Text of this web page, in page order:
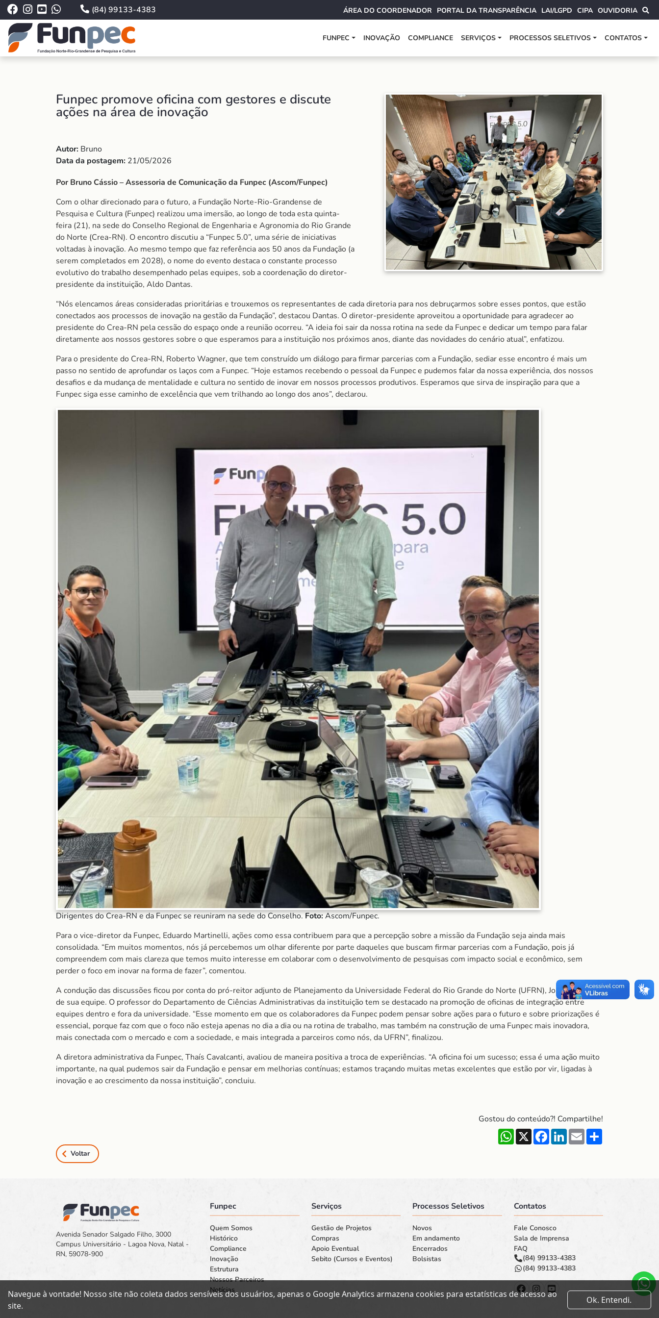
(84) 99133-4383 ÁREA DO COORDENADOR PORTAL DA TRANSPARÊNCIA LAI/LGPD CIPA OUVIDORIA
FUNPEC INOVAÇÃO COMPLIANCE SERVIÇOS PROCESSOS SELETIVOS CONTATOS
Funpec promove oficina com gestores e discute
ações na área de inovação
Autor: Bruno
Data da postagem: 21/05/2026
Por Bruno Cássio – Assessoria de Comunicação da Funpec (Ascom/Funpec)
Com o olhar direcionado para o futuro, a Fundação Norte-Rio-Grandense de
Pesquisa e Cultura (Funpec) realizou uma imersão, ao longo de toda esta quinta-
feira (21), na sede do Conselho Regional de Engenharia e Agronomia do Rio Grande
do Norte (Crea-RN). O encontro discutiu a “Funpec 5.0”, uma série de iniciativas
voltadas à inovação. Ao mesmo tempo que faz referência aos 50 anos da Fundação (a
serem completados em 2028), o nome do evento destaca o constante processo
evolutivo do trabalho desempenhado pelas equipes, sob a coordenação do diretor-
presidente da instituição, Aldo Dantas.
“Nós elencamos áreas consideradas prioritárias e trouxemos os representantes de cada diretoria para nos debruçarmos sobre esses pontos, que estão
conectados aos processos de inovação na gestão da Fundação”, destacou Dantas. O diretor-presidente aproveitou a oportunidade para agradecer ao
presidente do Crea-RN pela cessão do espaço onde a reunião ocorreu. “A ideia foi sair da nossa rotina na sede da Funpec e dedicar um tempo para falar
diretamente aos nossos gestores sobre o que esperamos para a instituição nos próximos anos, diante das novidades do cenário atual”, enfatizou.
Para o presidente do Crea-RN, Roberto Wagner, que tem construído um diálogo para firmar parcerias com a Fundação, sediar esse encontro é mais um
passo no sentido de aprofundar os laços com a Funpec. “Hoje estamos recebendo o pessoal da Funpec e pudemos falar da nossa experiência, dos nossos
desafios e da mudança de mentalidade e cultura no sentido de inovar em nossos processos produtivos. Esperamos que sirva de inspiração para que a
Funpec siga esse caminho de excelência que vem trilhando ao longo dos anos”, declarou.
Dirigentes do Crea-RN e da Funpec se reuniram na sede do Conselho.Foto:Ascom/Funpec.
Para o vice-diretor da Funpec, Eduardo Martinelli, ações como essa contribuem para que a percepção sobre a missão da Fundação seja ainda mais
consolidada. “Em muitos momentos, nós já percebemos um olhar diferente por parte daqueles que buscam firmar parcerias com a Fundação, pois já
compreendem com mais clareza que temos muito interesse em colaborar com o desenvolvimento de pesquisas com impacto social e econômico, sem
perder o foco em inovar na forma de fazer”, comentou.
A condução das discussões ficou por conta do pró-reitor adjunto de Planejamento da Universidade Federal do Rio Grande do Norte (UFRN), Josué Vitor, e
de sua equipe. O professor do Departamento de Ciências Administrativas da instituição tem se destacado na promoção de oficinas de integração entre
equipes dentro e fora da universidade. “Esse momento em que os colaboradores da Funpec podem pensar sobre ações para o futuro e sobre priorizações é
essencial, porque faz com que o foco não esteja apenas no dia a dia ou na rotina de trabalho, mas também na construção de uma Funpec mais inovadora,
mais conectada com o mercado e com a sociedade, e mais integrada a parceiros como nós, da UFRN”, finalizou.
A diretora administrativa da Funpec, Thaís Cavalcanti, avaliou de maneira positiva a troca de experiências. “A oficina foi um sucesso; essa é uma ação muito
importante, na qual pudemos sair da Fundação e pensar em melhorias contínuas; estamos traçando muitas metas excelentes que estão por vir, ligadas à
inovação e ao crescimento da nossa instituição”, concluiu.
Gostou do conteúdo?! Compartilhe!
WhatsApp
X Facebook
LinkedInEmail
Voltar
Avenida Senador Salgado Filho, 3000
Campus Universitário - Lagoa Nova, Natal -
RN, 59078-900
Funpec
Quem Somos
Histórico
Compliance
Inovação
Estrutura
Nossos Parceiros
Notícias
Serviços
Gestão de Projetos
Compras
Apoio Eventual
Sebito (Cursos e Eventos)
Processos Seletivos
Novos
Em andamento
Encerrados
Bolsistas
Contatos
Fale Conosco
Sala de Imprensa
FAQ
(84) 99133-4383
(84) 99133-4383
Navegue à vontade! Nosso site não coleta dados sensíveis dos usuários, apenas o Google Analytics armazena cookies para estatísticas de acesso ao
site.
Ok. Entendi.